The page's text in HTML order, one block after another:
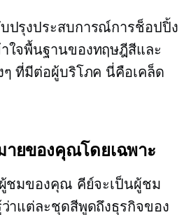
ปรุงประสบการณ์การช็อปปิ้ง
ใจพื้นฐานของทฤษฎีสีและ
ๆ ที่มีต่อผู้บริโภค นี่คือเคล็ด
ายของคุณโดยเฉพาะ
ผู้ชมของคุณ คีย์จะเป็นผู้ชม
าแต่ละชุดสีพูดถึงธุรกิจของ